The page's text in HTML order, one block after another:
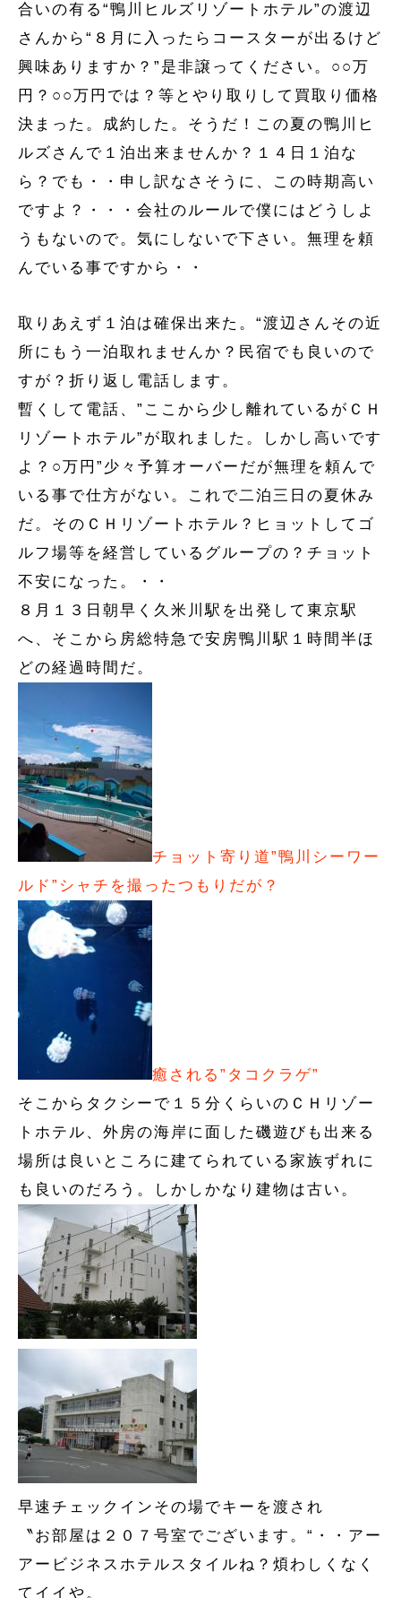
合いの有る“鴨川ヒルズリゾートホテル”の渡辺
さんから“８月に入ったらコースターが出るけど
興味ありますか？”是非譲ってください。○○万
円？○○万円では？等とやり取りして買取り価格
決まった。成約した。そうだ！この夏の鴨川ヒ
ルズさんで１泊出来ませんか？１４日１泊な
ら？でも・・申し訳なさそうに、この時期高い
ですよ？・・・会社のルールで僕にはどうしよ
うもないので。気にしないで下さい。無理を頼
んでいる事ですから・・
取りあえず１泊は確保出来た。“渡辺さんその近
所にもう一泊取れませんか？民宿でも良いので
すが？折り返し電話します。
暫くして電話、”ここから少し離れているがＣＨ
リゾートホテル”が取れました。しかし高いです
よ？○万円”少々予算オーバーだが無理を頼んで
いる事で仕方がない。これで二泊三日の夏休み
だ。そのＣＨリゾートホテル？ヒョットしてゴ
ルフ場等を経営しているグループの？チョット
不安になった。・・
８月１３日朝早く久米川駅を出発して東京駅
へ、そこから房総特急で安房鴨川駅１時間半ほ
どの経過時間だ。
チョット寄り道”鴨川シーワー
ルド”シャチを撮ったつもりだが？
癒される”タコクラゲ”
そこからタクシーで１５分くらいのＣＨリゾー
トホテル、外房の海岸に面した磯遊びも出来る
場所は良いところに建てられている家族ずれに
も良いのだろう。しかしかなり建物は古い。
早速チェックインその場でキーを渡され
〝お部屋は２０７号室でございます。“・・アー
アービジネスホテルスタイルね？煩わしくなく
てイイや。